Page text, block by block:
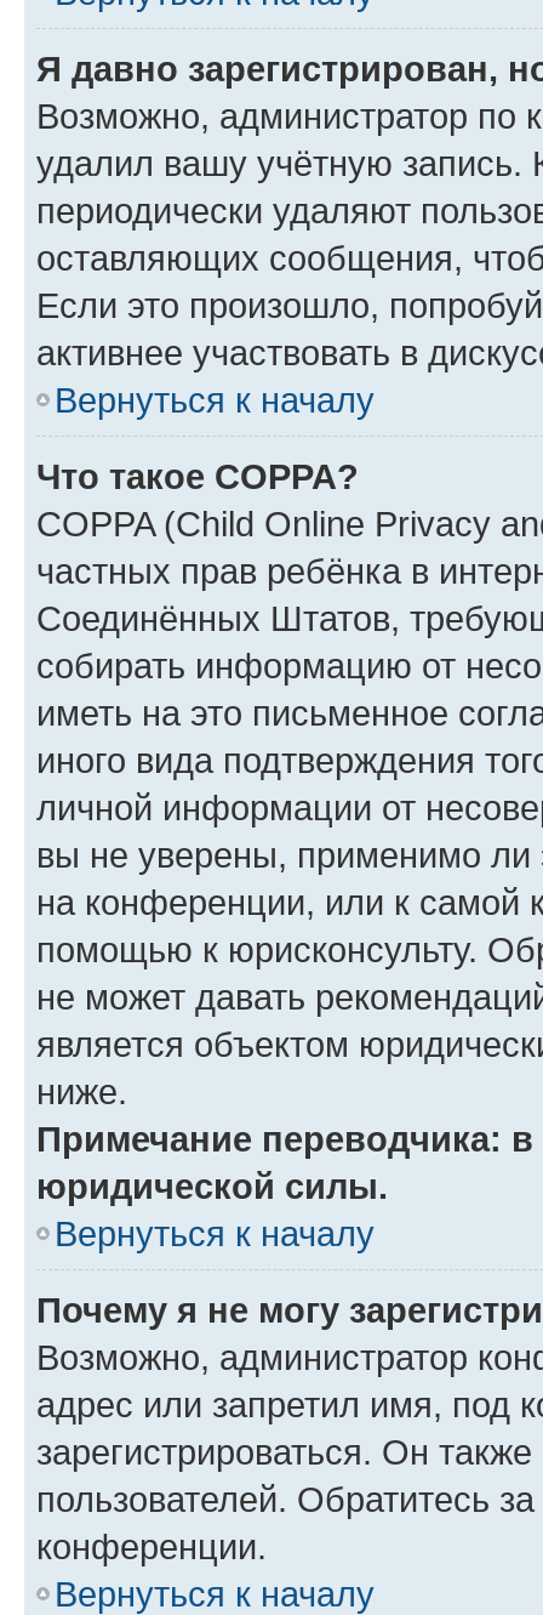
Я давно зарегистрирован,
Возможно, администратор по
удалил вашу учётную запись.
периодически удаляют
оставляющих сообщения,
Если это произошло,
активнее участвовать в
Вернуться к началу
Что такое COPPA?
COPPA (Child Online Privacy
частных прав ребёнка в
Соединённых Штатов,
собирать информацию от
иметь на это письменное
иного вида подтверждения
личной информации от
вы не уверены, применимо ли
на конференции, или к самой
помощью к юрисконсульту.
не может давать
является объектом
ниже.
Примечание переводчика:
юридической силы.
Вернуться к началу
Почему я не могу
Возможно, администратор
адрес или запретил имя, под
зарегистрироваться. Он
пользователей. Обратитесь
конференции.
Вернуться к началу